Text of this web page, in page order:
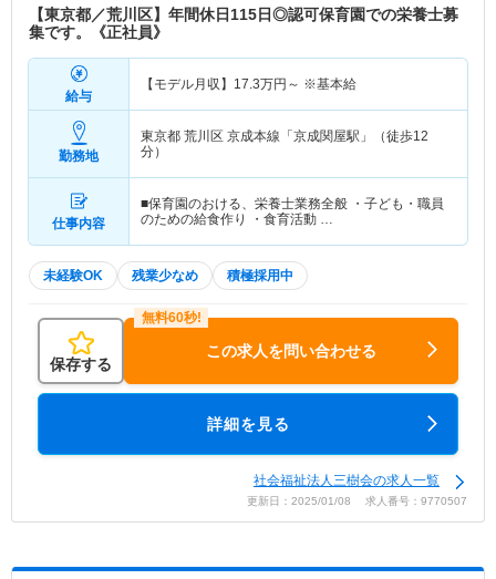
【東京都／荒川区】年間休日115日◎認可保育園での栄養士募
集です。《正社員》
給与
【モデル月収】 17.3万円～ ※基本給
勤務地
東京都 荒川区 京成本線「京成関屋駅」（徒歩12
分）
仕事内容
■保育園のおける、栄養士業務全般 ・子ども・職員
のための給食作り ・食育活動 …
未経験OK 残業少なめ 積極採用中
保存する
この求人を問い合わせる
詳細を見る
社会福祉法人三樹会の求人一覧
更新日：2025/01/08 求人番号：9770507